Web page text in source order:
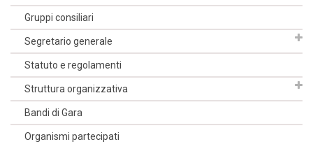
Gruppi consiliari
Segretario generale
Statuto e regolamenti
Struttura organizzativa
Bandi di Gara
Organismi partecipati